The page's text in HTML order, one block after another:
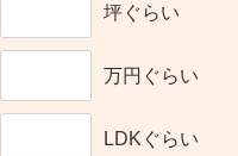
坪ぐらい
万円ぐらい
LDKぐらい